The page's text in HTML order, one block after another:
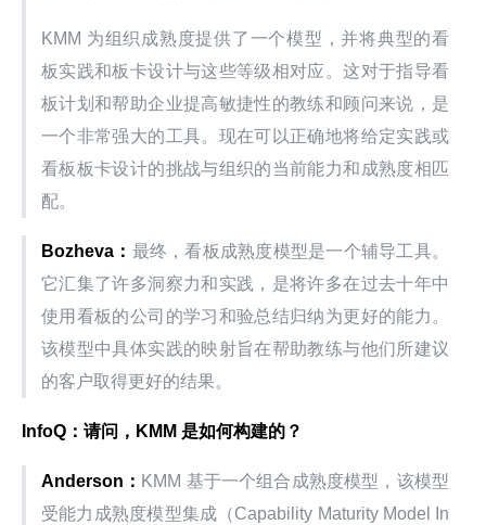
KMM 为组织成熟度提供了一个模型，并将典型的看
板实践和板卡设计与这些等级相对应。这对于指导看
板计划和帮助企业提高敏捷性的教练和顾问来说，是
一个非常强大的工具。现在可以正确地将给定实践或
看板板卡设计的挑战与组织的当前能力和成熟度相匹
配。
Bozheva： 最终，看板成熟度模型是一个辅导工具。
它汇集了许多洞察力和实践，是将许多在过去十年中
使用看板的公司的学习和验总结归纳为更好的能力。
该模型中具体实践的映射旨在帮助教练与他们所建议
的客户取得更好的结果。
InfoQ：请问，KMM 是如何构建的？
Anderson： KMM 基于一个组合成熟度模型，该模型
受能力成熟度模型集成（Capability Maturity Model In